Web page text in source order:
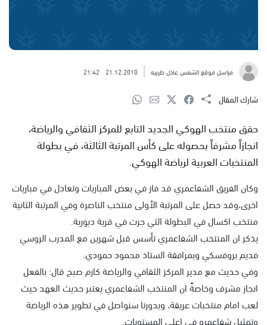
مراسل موقع الشمس عادل طربيه 21.12.2010
21:42
شارك المقال
حقق منتخب الهوكي الجديد التابع للمركز الثقافي والرياضة،
انجازاً مشرفاً بحصوله على كأس المرتبة الثالثة، في بطولة
المنتخبات العربية لرياضة الهوكي.
وكان الفريق الشفاعمري قد فاز في بعض المباريات وتعادل في مباريات
اخرى،وقد حصل على المرتبة الأولى منتخب الناصرة وفي المرتبة الثانية
منتخب اكسال في البطولة التي جرت في قرية دبورية.
يذكر ان المنتخب الشفاعمري تأسس قبل شهرين مع المدرب الروسي
فديم بروفسكي وبمرافقة الستاذ محمود حمودي.
وفي حديث مع مدير المركز الثقافي والرياضة كارم صبح قال: بالفعل
انجاز مشرف وخاصةً ان المنتخب الشفاعمري يعتبر حديث العهد حيث
لعب امام منتخبات عريقة، وبدورنا سنواصل في تطوير هذه الرياضة
وتمثيل شفاعمرو في اعلى المستويات.